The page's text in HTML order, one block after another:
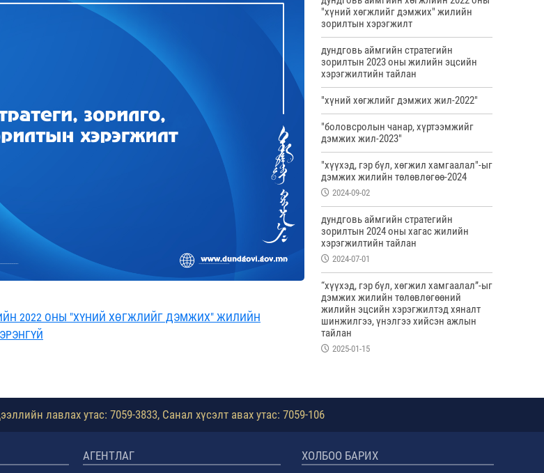
2022 ОНЫ "ХҮНИЙ ХӨГЖЛИЙГ ДЭМЖИХ" ЖИЛИЙН
"хүний хөгжлийг дэмжих" жилийн
зорилтын хэрэгжилт
дундговь аймгийн стратегийн
зорилтын 2023 оны жилийн эцсийн
хэрэгжилтийн тайлан
"хүний хөгжлийг дэмжих жил-2022"
"боловсролын чанар, хүртээмжийг
дэмжих жил-2023"
"хүүхэд, гэр бүл, хөгжил хамгаалал"-ыг
дэмжих жилийн төлөвлөгөө-2024
2024-09-02
дундговь аймгийн стратегийн
зорилтын 2024 оны хагас жилийн
хэрэгжилтийн тайлан
2024-07-01
“хүүхэд, гэр бүл, хөгжил хамгаалал”-ыг
дэмжих жилийн төлөвлөгөөний
жилийн эцсийн хэрэгжилтэд хяналт
шинжилгээ, үнэлгээ хийсэн ажлын
тайлан
2025-01-15
лавлах утас: 7059-3833, Санал хүсэлт авах утас: 7059-106
АГЕНТЛАГ ХОЛБОО БАРИХ